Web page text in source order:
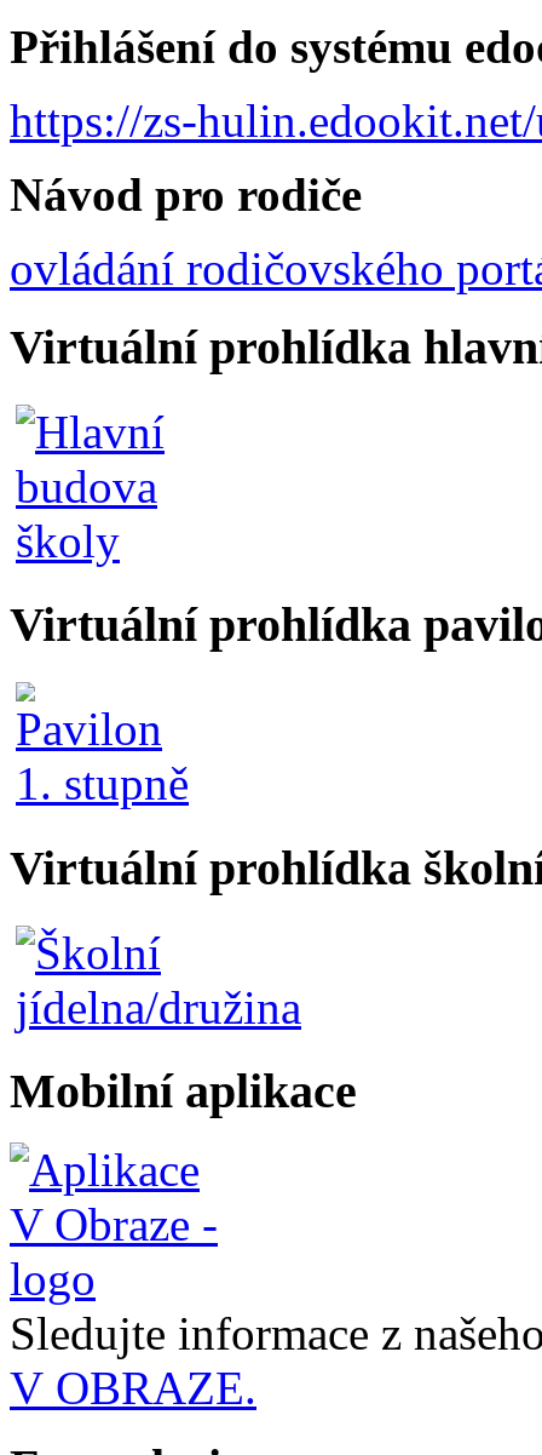
Přihlášení do systému
https://zs-
Návod pro rodiče
ovládání rodičovského
Virtuální prohlídka
Virtuální prohlídka
Virtuální prohlídka
Mobilní aplikace
Sledujte informace z
V OBRAZE.